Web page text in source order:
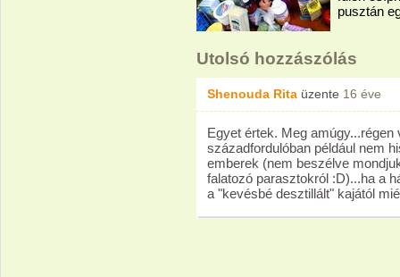
pusztán
Utolsó hozzászólás
Shenouda Rita üzente 16 éve
Egyet értek. Meg amúgy...régen
századfordulóban például nem
emberek (nem beszélve
falatozó parasztokról :D)...ha a
a "kevésbé desztillált" kajától